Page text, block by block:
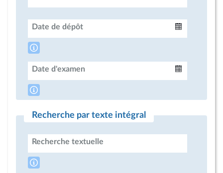
Date de dépôt
Date d'examen
Recherche par texte intégral
Recherche textuelle